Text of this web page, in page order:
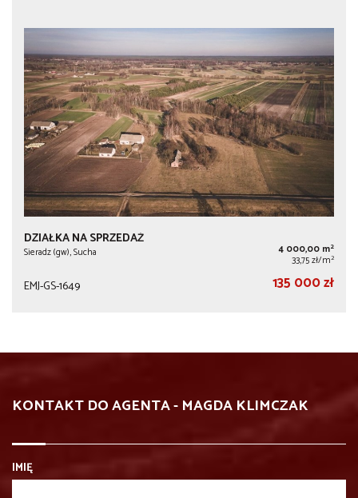
DZIAŁKA NA SPRZEDAŻ
Sieradz (gw), Sucha 4 000,00 m2
33,75 zł/m2
EMJ-GS-1649 135 000 zł
KONTAKT DO AGENTA - MAGDA KLIMCZAK
IMIĘ